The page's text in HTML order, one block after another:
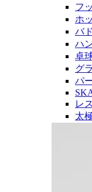
フ
ホ
バ
ハ
卓
グ
パ
レ
太